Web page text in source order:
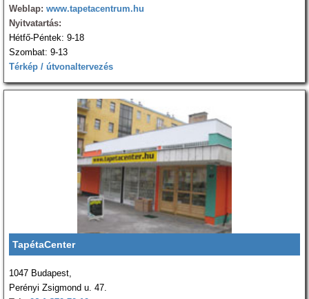
Weblap: www.tapetacentrum.hu
Nyitvatartás:
Hétfő-Péntek: 9-18
Szombat: 9-13
Térkép / útvonaltervezés
TapétaCenter
1047 Budapest,
Perényi Zsigmond u. 47.